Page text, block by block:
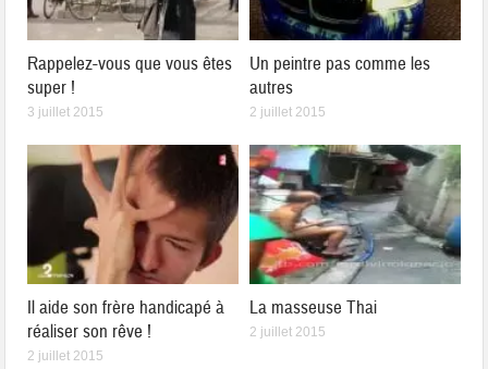
Rappelez-vous que vous êtes
super !
3 juillet 2015
Un peintre pas comme les
autres
2 juillet 2015
Il aide son frère handicapé à
réaliser son rêve !
2 juillet 2015
La masseuse Thai
2 juillet 2015